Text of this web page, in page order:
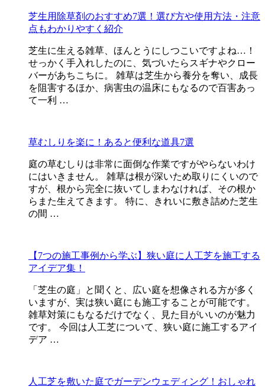
芝生用除草剤のおすすめ7選！選び方や使用方法・注意
点もわかりやすく紹介
芝生に生える雑草、ほんとうにしつこいですよね…！
せっかく手入れしたのに、気づいたらスギナやクロー
バーがあちこちに。 雑草は芝生から養分を奪い、成長
を阻害するほか、病害虫の温床にもなるので百害あっ
て一利 …
草むしりを楽に！あると便利な道具7選
庭の草むしりは非常に面倒な作業ですがやらないわけ
にはいきません。 雑草は根が深いため取りにくいので
すが、根から完全に抜いてしまわなければ、その根か
らまた生えてきます。 特に、きれいに敷き詰めた芝生
の間 …
【7つの施工事例から学ぶ】狭い庭に人工芝を施工する
アイデア集！
「芝生の庭」と聞くと、広い庭を想像される方が多く
いますが、実は狭い庭にも施工することが可能です。
雑草対策にもなるだけでなく、見た目がいいのが魅力
です。 今回は人工芝について、狭い庭に施工するアイ
デア …
人工芝を敷いた庭でガーデンウェディング！おしゃれ